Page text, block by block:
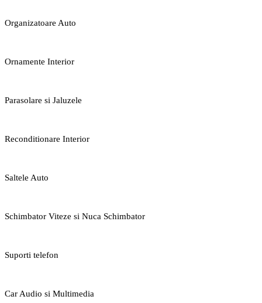
Organizatoare Auto
Ornamente Interior
Parasolare si Jaluzele
Reconditionare Interior
Saltele Auto
Schimbator Viteze si Nuca Schimbator
Suporti telefon
Car Audio si Multimedia